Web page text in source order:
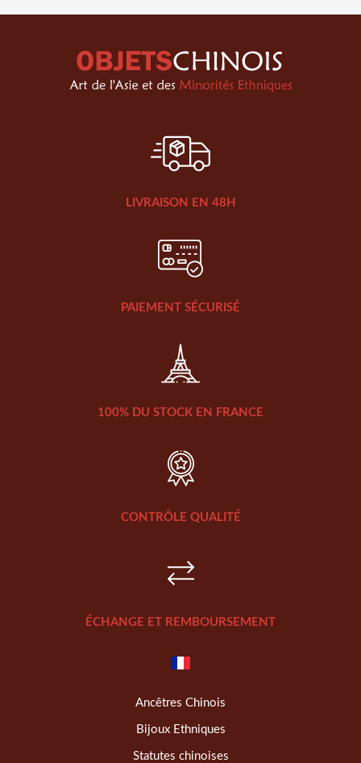
LIVRAISON EN 48H
PAIEMENT SÉCURISÉ
100% DU STOCK EN FRANCE
CONTRÔLE QUALITÉ
ÉCHANGE ET REMBOURSEMENT
Ancêtres Chinois
Bijoux Ethniques
Statutes chinoises